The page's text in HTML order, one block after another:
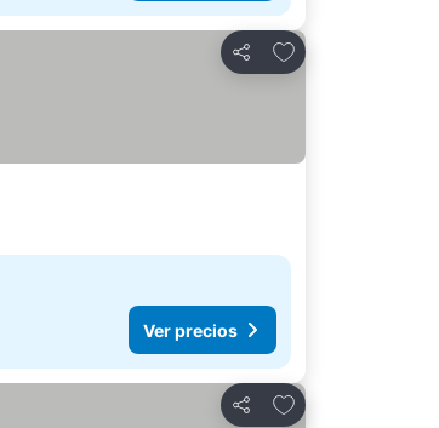
Compartir
Agregar a favoritos
Ver precios
Compartir
Agregar a favoritos